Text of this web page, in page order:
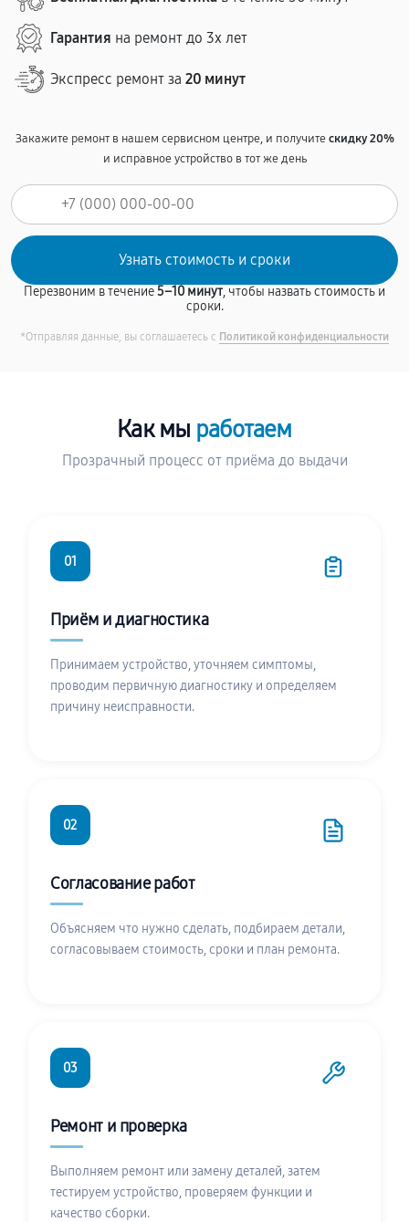
Гарантия на ремонт до 3х лет
Экспресс ремонт за 20 минут
Закажите ремонт в нашем сервисном центре, и получитескидку 20%
и исправное устройство в тот же день
Перезвоним в течение5–10 минут, чтобы назвать стоимость и
сроки.
*Отправляя данные, вы соглашаетесь с Политикой конфиденциальности
Как мы работаем
Прозрачный процесс от приёма до выдачи
01
Приём и диагностика
Принимаем устройство, уточняем симптомы,
проводим первичную диагностику и определяем
причину неисправности.
02
Согласование работ
Объясняем что нужно сделать, подбираем детали,
согласовываем стоимость, сроки и план ремонта.
03
Ремонт и проверка
Выполняем ремонт или замену деталей, затем
тестируем устройство, проверяем функции и
качество сборки.